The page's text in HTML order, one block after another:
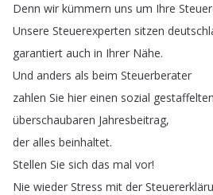
Denn wir kümmern uns um Ihre
Unsere Steuerexperten sitzen
garantiert auch in Ihrer Nähe.
Und anders als beim Steuerberater
zahlen Sie hier einen sozial gestaffelten
überschaubaren Jahresbeitrag,
der alles beinhaltet.
Stellen Sie sich das mal vor!
Nie wieder Stress mit der